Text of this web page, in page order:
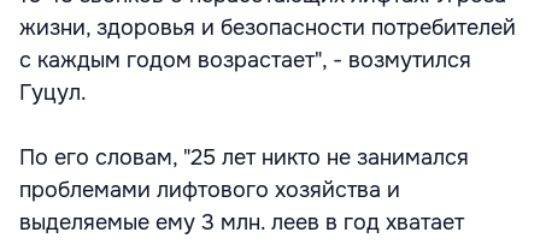
жизни, здоровья и безопасности потребителей
с каждым годом возрастает", - возмутился
Гуцул.
По его словам, "25 лет никто не занимался
проблемами лифтового хозяйства и
выделяемые ему 3 млн. леев в год хватает